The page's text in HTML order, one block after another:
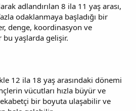
adlandırılan 8 ila 11 yaş arası,
odaklanmaya başladığı bir
denge, koordinasyon ve
bu yaşlarda gelişir.
12 ila 18 yaş arasındaki dönemi
vücutları hızla büyür ve
bir boyuta ulaşabilir ve